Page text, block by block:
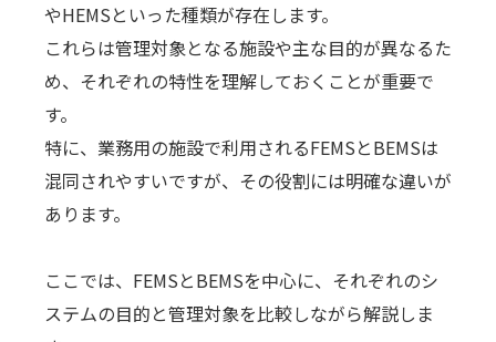
やHEMSといった種類が存在します。
これらは管理対象となる施設や主な目的が異なるた
め、それぞれの特性を理解しておくことが重要で
す。
特に、業務用の施設で利用されるFEMSとBEMSは
混同されやすいですが、その役割には明確な違いが
あります。
ここでは、FEMSとBEMSを中心に、それぞれのシ
ステムの目的と管理対象を比較しながら解説しま